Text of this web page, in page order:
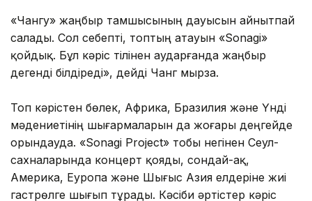
«Чангу» жаңбыр тамшысының дауысын айнытпай
салады. Сол себепті, топтың атауын «Sonagi»
қойдық. Бұл кəріс тілінен аударғанда жаңбыр
дегенді білдіреді», дейді Чанг мырза.
Топ кəрістен бөлек, Африка, Бразилия жəне Үнді
мәдениетінің шығармаларын да жоғары деңгейде
орындауда. «Sonagi Proje­ct» тобы негінен Сеул­
сахналарында концерт қояды, сондай-ақ,
Америка, Еуропа жəне Шығыс Азия елдеріне жиі
гастрөлге шығып тұрады. Кəсіби əртістер кəріс